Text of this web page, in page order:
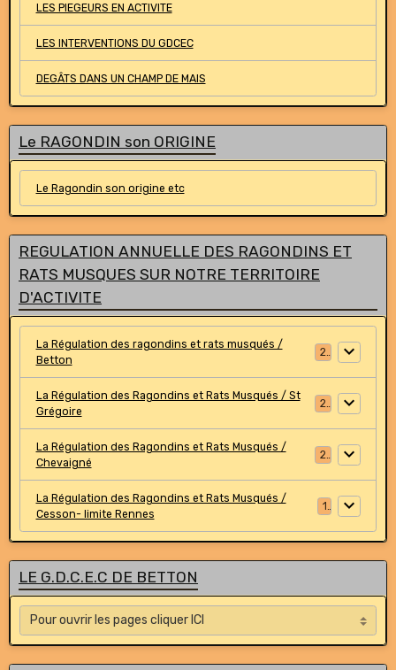
LES PIEGEURS EN ACTIVITE
LES INTERVENTIONS DU GDCEC
DEGÂTS DANS UN CHAMP DE MAIS
Le RAGONDIN son ORIGINE
Le Ragondin son origine etc
REGULATION ANNUELLE DES RAGONDINS ET
RATS MUSQUES SUR NOTRE TERRITOIRE
D'ACTIVITE
La Régulation des ragondins et rats musqués /
Betton
La Régulation des Ragondins et Rats Musqués / St
Grégoire
La Régulation des Ragondins et Rats Musqués /
Chevaigné
La Régulation des Ragondins et Rats Musqués /
Cesson- limite Rennes
LE G.D.C.E.C DE BETTON